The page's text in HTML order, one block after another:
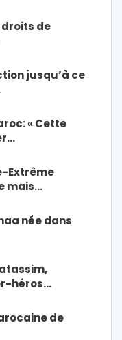
de
jusqu’à ce
« Cette
Extrême
mais…
née dans
héros…
de